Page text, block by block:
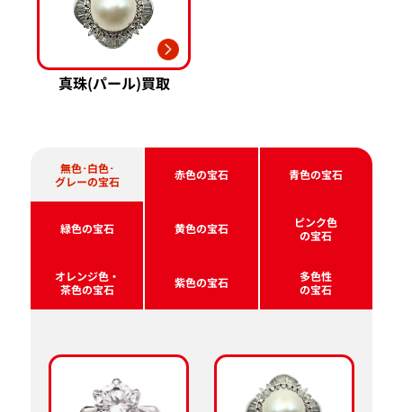
真珠(パール)買取
無色･白色･
グレーの宝石
赤色の宝石 青色の宝石
緑色の宝石 黄色の宝石
ピンク色
の宝石
オレンジ色・
茶色の宝石
紫色の宝石
多色性
の宝石